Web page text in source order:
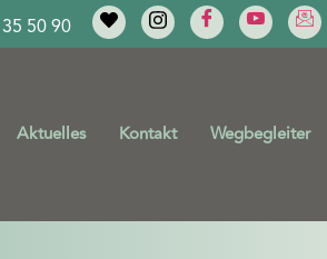
50 90
Aktuelles Kontakt Wegbegleiter